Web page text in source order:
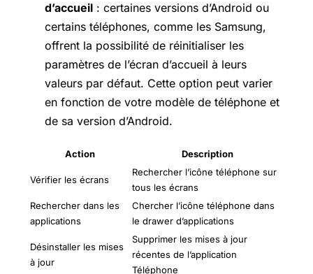
d’accueil : certaines versions d’Android ou
certains téléphones, comme les Samsung,
offrent la possibilité de réinitialiser les
paramètres de l’écran d’accueil à leurs
valeurs par défaut. Cette option peut varier
en fonction de votre modèle de téléphone et
de sa version d’Android.
Action Description
Vérifier les écrans
Rechercher l’icône téléphone sur
tous les écrans
Rechercher dans les
applications
Chercher l’icône téléphone dans
le drawer d’applications
Désinstaller les mises
à jour
Supprimer les mises à jour
récentes de l’application
Téléphone